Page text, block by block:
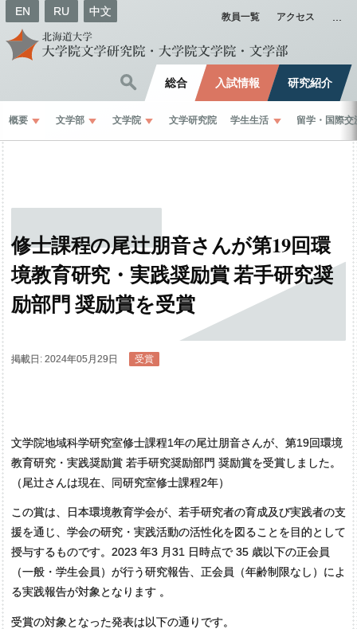
EN RU 中文 教員一覧 アクセス
総合 入試情報 研究紹介
概要 文学部 文学院 文学研究院 学生生活 留学 ・ 国際交
修士課程の尾辻朋音さんが第19回環
境教育研究 ・ 実践奨励賞若手研究奨
励部門奨励賞を受賞
掲載日: 2024年05月29日 受賞
文学院地域科学研究室修士課程1年の尾辻朋音さんが、第19回環境
教育研究・実践奨励賞 若手研究奨励部門 奨励賞を受賞しました。
（尾辻さんは現在、同研究室修士課程2年）
この賞は、日本環境教育学会が、若手研究者の育成及び実践者の支
援を通じ、学会の研究・実践活動の活性化を図ることを目的として
授与するものです。2023 年3 月31 日時点で 35 歳以下の正会員
（一般・学生会員）が行う研究報告、正会員（年齢制限なし）によ
る実践報告が対象となります 。
受賞の対象となった発表は以下の通りです。